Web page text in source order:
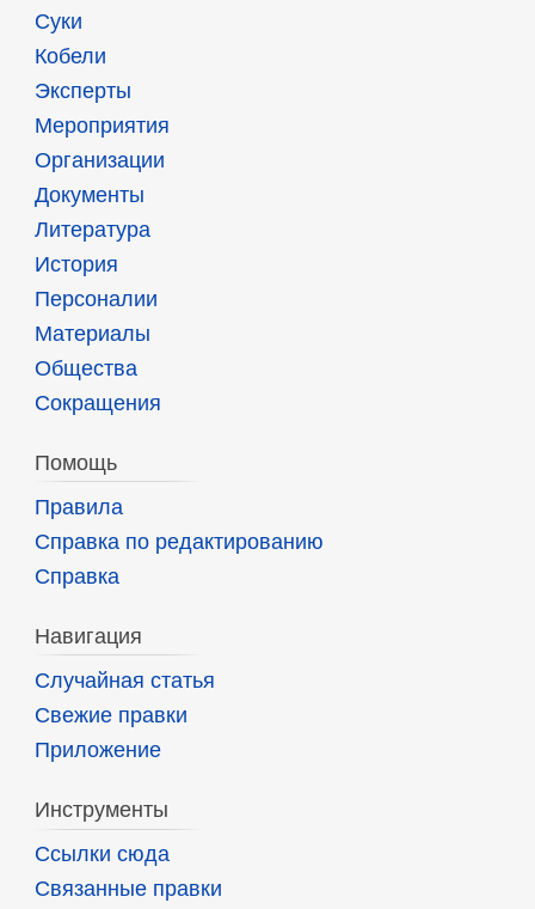
Суки
Кобели
Эксперты
Мероприятия
Организации
Документы
Литература
История
Персоналии
Материалы
Общества
Сокращения
Помощь
Правила
Справка по редактированию
Справка
Навигация
Случайная статья
Свежие правки
Приложение
Инструменты
Ссылки сюда
Связанные правки